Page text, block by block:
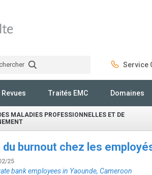
Service
Revues Traités EMC Domaines
MALADIES PROFESSIONNELLES ET DE
burnout chez les
25
bank employees in Yaounde, Cameroon